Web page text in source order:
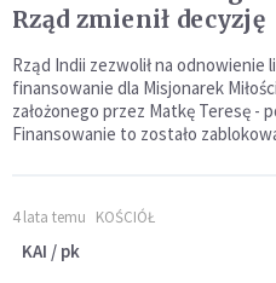
Rząd zmienił decyzję
Rząd Indii zezwolił na odnowienie
finansowanie dla Misjonarek
założonego przez Matkę Teresę -
Finansowanie to zostało
4 lata temu KOŚCIÓŁ
KAI / pk